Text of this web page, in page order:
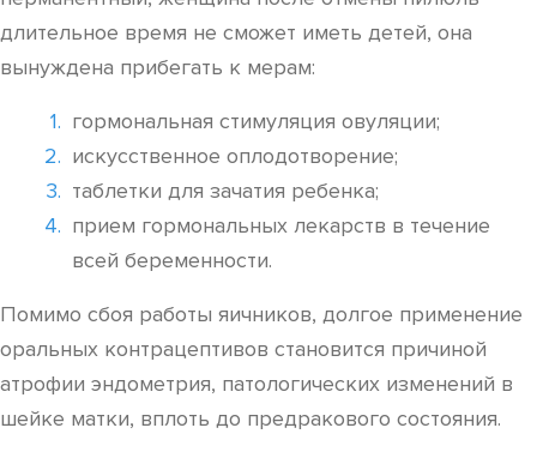
длительное время не сможет иметь детей, она
вынуждена прибегать к мерам:
гормональная стимуляция овуляции;
искусственное оплодотворение;
таблетки для зачатия ребенка;
прием гормональных лекарств в течение
всей беременности.
Помимо сбоя работы яичников, долгое применение
оральных контрацептивов становится причиной
атрофии эндометрия, патологических изменений в
шейке матки, вплоть до предракового состояния.